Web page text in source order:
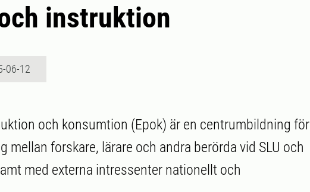
instruktion
06-12
och konsumtion (Epok) är en centrumbildning för
mellan forskare, lärare och andra berörda vid SLU och
med externa intressenter nationellt och